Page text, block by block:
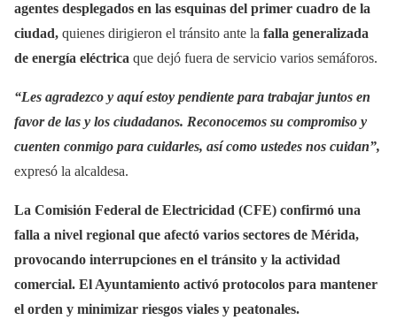
agentes desplegados en las esquinas del primer cuadro de la
ciudad, quienes dirigieron el tránsito ante la falla generalizada
de energía eléctrica que dejó fuera de servicio varios semáforos.
“Les agradezco y aquí estoy pendiente para trabajar juntos en
favor de las y los ciudadanos. Reconocemos su compromiso y
cuenten conmigo para cuidarles, así como ustedes nos cuidan”,
expresó la alcaldesa.
La Comisión Federal de Electricidad (CFE) confirmó una
falla a nivel regional que afectó varios sectores de Mérida,
provocando interrupciones en el tránsito y la actividad
comercial. El Ayuntamiento activó protocolos para mantener
el orden y minimizar riesgos viales y peatonales.